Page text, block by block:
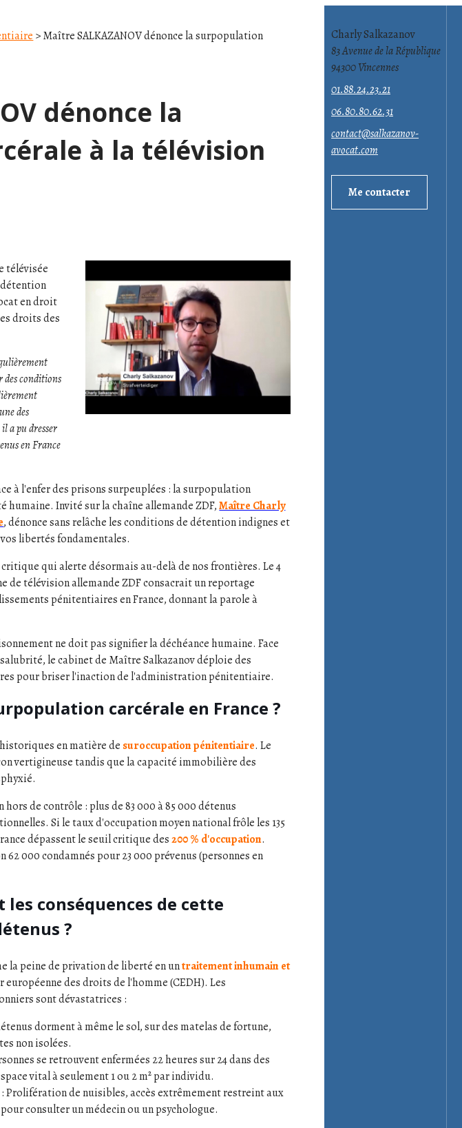
Charly Salkazanov
83 Avenue de la République
94300 Vincennes
01.88.24.23.21
06.80.80.62.31
contact@salkazanov-
avocat.com
Me contacter
> Maître SALKAZANOV dénonce la surpopulation
dénonce la
à la télévision
télévisée
en droit
droits des
des conditions
des
a pu dresser
en France
à l'enfer des prisons surpeuplées : la surpopulation
humaine. Invité sur la chaîne allemande ZDF,Maître Charly
, dénonce sans relâche les conditions de détention indignes et
libertés fondamentales.
qui alerte désormais au-delà de nos frontières. Le 4
de télévision allemande ZDF consacrait un reportage
pénitentiaires en France, donnant la parole à
ne doit pas signifier la déchéance humaine. Face
le cabinet de Maître Salkazanov déploie des
pour briser l'inaction de l'administration pénitentiaire.
carcérale en France ?
en matière de suroccupation pénitentiaire. Le
vertigineuse tandis que la capacité immobilière des
de contrôle : plus de 83 000 à 85 000 détenus
Si le taux d'occupation moyen national frôle les 135
dépassent le seuil critique des200 % d'occupation.
000 condamnés pour 23 000 prévenus (personnes en
conséquences de cette
?
la peine de privation de liberté en untraitement inhumain et
des droits de l'homme (CEDH). Les
sont dévastatrices :
dorment à même le sol, sur des matelas de fortune,
non isolées.
se retrouvent enfermées 22 heures sur 24 dans des
vital à seulement 1 ou 2 m² par individu.
: Prolifération de nuisibles, accès extrêmement restreint aux
consulter un médecin ou un psychologue.